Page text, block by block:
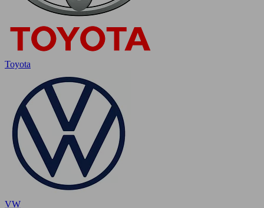
Toyota
VW